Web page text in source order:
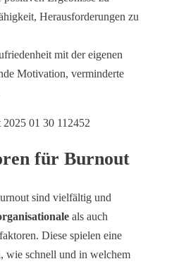
Herausforderungen zu
mit der eigenen
Motivation, verminderte
für Burnout
sind vielfältig und
als auch
Diese spielen eine
wie schnell und in welchem